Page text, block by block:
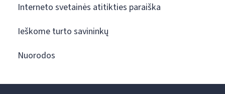
Interneto svetainės atitikties paraiška
Ieškome turto savininkų
Nuorodos